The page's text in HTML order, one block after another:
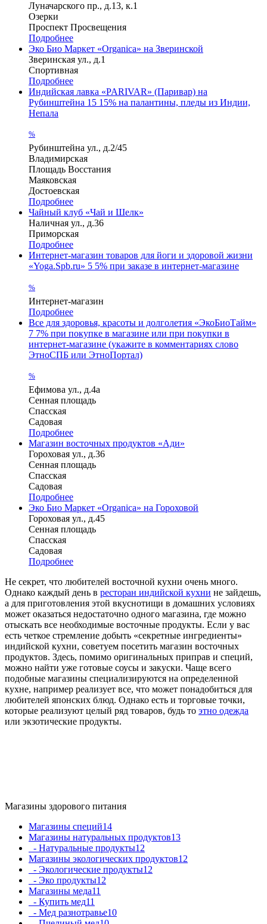
Луначарского пр., д.13, к.1
Озерки
Проспект Просвещения
Подробнее
Эко Био Маркет «Organica» на Зверинской
Зверинская ул., д.1
Спортивная
Подробнее
Индийская лавка «PARIVAR» (Паривар) на
Рубинштейна 15 15% на палантины, пледы из Индии,
Непала
%
Рубинштейна ул., д.2/45
Владимирская
Площадь Восстания
Маяковская
Достоевская
Подробнее
Чайный клуб «Чай и Шелк»
Наличная ул., д.36
Приморская
Подробнее
Интернет-магазин товаров для йоги и здоровой жизни
«Yoga.Spb.ru» 5 5% при заказе в интернет-магазине
%
Интернет-магазин
Подробнее
Все для здоровья, красоты и долголетия «ЭкоБиоТайм»
7 7% при покупке в магазине или при покупки в
интернет-магазине (укажите в комментариях слово
ЭтноСПБ или ЭтноПортал)
%
Ефимова ул., д.4а
Сенная площадь
Спасская
Садовая
Подробнее
Магазин восточных продуктов «Ади»
Гороховая ул., д.36
Сенная площадь
Спасская
Садовая
Подробнее
Эко Био Маркет «Organica» на Гороховой
Гороховая ул., д.45
Сенная площадь
Спасская
Садовая
Подробнее
Не секрет, что любителей восточной кухни очень много.
Однако каждый день в ресторан индийской кухни не зайдешь,
а для приготовления этой вкуснотищи в домашних условиях
может оказаться недостаточно одного магазина, где можно
отыскать все необходимые восточные продукты. Если у вас
есть четкое стремление добыть «секретные ингредиенты»
индийской кухни, советуем посетить магазин восточных
продуктов. Здесь, помимо оригинальных приправ и специй,
можно найти уже готовые соусы и закуски. Чаще всего
подобные магазины специализируются на определенной
кухне, например реализует все, что может понадобиться для
любителей японских блюд. Однако есть и торговые точки,
которые реализуют целый ряд товаров, будь то этно одежда
или экзотические продукты.
Магазины здорового питания
Магазины специй14
Магазины натуральных продуктов13
- Натуральные продукты12
Магазины экологических продуктов12
- Экологические продукты12
- Эко продукты12
Магазины меда11
- Купить мед11
- Мед разнотравье10